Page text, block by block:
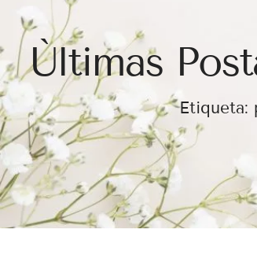
Ùltimas
Etiqueta: